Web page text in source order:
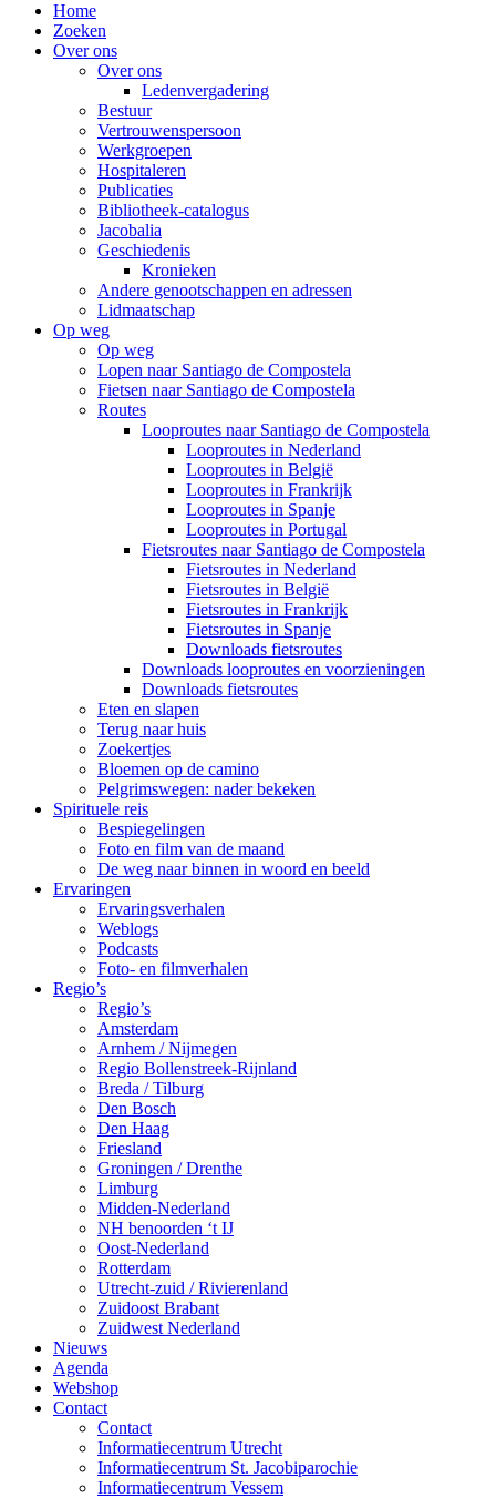
Home
Zoeken
Over ons
Over ons
Ledenvergadering
Bestuur
Vertrouwenspersoon
Werkgroepen
Hospitaleren
Publicaties
Bibliotheek-catalogus
Jacobalia
Geschiedenis
Kronieken
Andere genootschappen en adressen
Lidmaatschap
Op weg
Op weg
Lopen naar Santiago de Compostela
Fietsen naar Santiago de Compostela
Routes
Looproutes naar Santiago de Compostela
Looproutes in Nederland
Looproutes in België
Looproutes in Frankrijk
Looproutes in Spanje
Looproutes in Portugal
Fietsroutes naar Santiago de Compostela
Fietsroutes in Nederland
Fietsroutes in België
Fietsroutes in Frankrijk
Fietsroutes in Spanje
Downloads fietsroutes
Downloads looproutes en voorzieningen
Downloads fietsroutes
Eten en slapen
Terug naar huis
Zoekertjes
Bloemen op de camino
Pelgrimswegen: nader bekeken
Spirituele reis
Bespiegelingen
Foto en film van de maand
De weg naar binnen in woord en beeld
Ervaringen
Ervaringsverhalen
Weblogs
Podcasts
Foto- en filmverhalen
Regio’s
Regio’s
Amsterdam
Arnhem / Nijmegen
Regio Bollenstreek-Rijnland
Breda / Tilburg
Den Bosch
Den Haag
Friesland
Groningen / Drenthe
Limburg
Midden-Nederland
NH benoorden ‘t IJ
Oost-Nederland
Rotterdam
Utrecht-zuid / Rivierenland
Zuidoost Brabant
Zuidwest Nederland
Nieuws
Agenda
Webshop
Contact
Contact
Informatiecentrum Utrecht
Informatiecentrum St. Jacobiparochie
Informatiecentrum Vessem